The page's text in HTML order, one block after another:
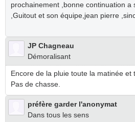
prochainement ,bonne continuation a
,Guitout et son équipe,jean pierre
JP Chagneau
Démoralisant
Encore de la pluie toute la matinée et
Pas de chasse.
préfère garder l'anonymat
Dans tous les sens